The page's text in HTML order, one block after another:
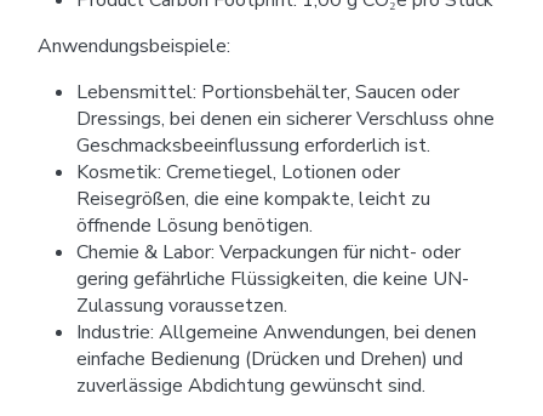
Anwendungsbeispiele:
Lebensmittel: Portionsbehälter, Saucen oder
Dressings, bei denen ein sicherer Verschluss ohne
Geschmacksbeeinflussung erforderlich ist.
Kosmetik: Cremetiegel, Lotionen oder
Reisegrößen, die eine kompakte, leicht zu
öffnende Lösung benötigen.
Chemie & Labor: Verpackungen für nicht- oder
gering gefährliche Flüssigkeiten, die keine UN-
Zulassung voraussetzen.
Industrie: Allgemeine Anwendungen, bei denen
einfache Bedienung (Drücken und Drehen) und
zuverlässige Abdichtung gewünscht sind.